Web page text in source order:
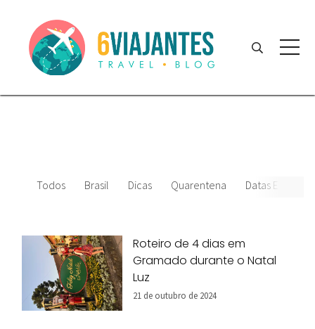
Todos Brasil Dicas Quarentena Datas Especiais
Roteiro de 4 dias em
Gramado durante o Natal
Luz
21 de outubro de 2024